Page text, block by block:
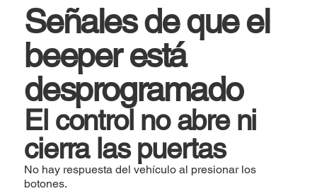
Señales de que el
beeper está
desprogramado
El control no abre ni
cierra las puertas
No hay respuesta del vehículo al presionar los
botones.